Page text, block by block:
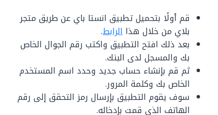
قم أولًا بتحميل تطبيق انستا باي عن طريق متجر
بلاي من خلال هذا الرابط.
بعد ذلك افتح التطبيق واكتب رقم الجوال الخاص
بك والمسجل لدى البنك.
ثم قم بإنشاء حساب جديد وحدد اسم المستخدم
الخاص بك وكلمة المرور.
سوف يقوم التطبيق بإرسال رمز التحقق إلى رقم
الهاتف الذي قمت بإدخاله.